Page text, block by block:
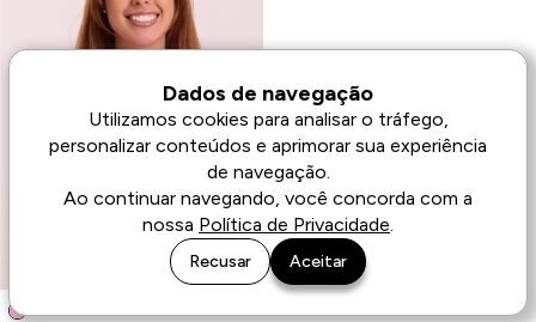
Dados de navegação
Utilizamos cookies para analisar o tráfego,
personalizar conteúdos e aprimorar sua experiência
de navegação.
Ao continuar navegando, você concorda com a
nossa Política de Privacidade.
Recusar Aceitar